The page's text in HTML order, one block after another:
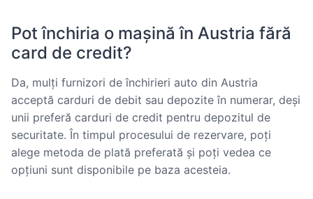
Pot închiria o mașină în Austria fără
card de credit?
Da, mulți furnizori de închirieri auto din Austria
acceptă carduri de debit sau depozite în numerar, deși
unii preferă carduri de credit pentru depozitul de
securitate. În timpul procesului de rezervare, poți
alege metoda de plată preferată și poți vedea ce
opțiuni sunt disponibile pe baza acesteia.